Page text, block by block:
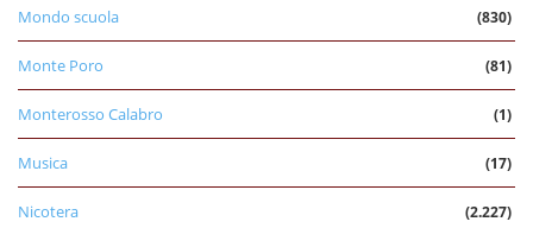
Mondo scuola (830)
Monte Poro (81)
Monterosso Calabro (1)
Musica (17)
Nicotera (2.227)